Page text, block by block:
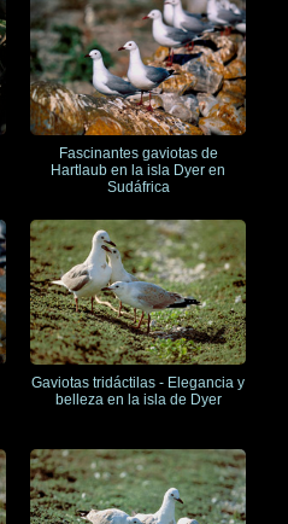
Fascinantes gaviotas de
Hartlaub en la isla Dyer en
Sudáfrica
Gaviotas tridáctilas - Elegancia y
belleza en la isla de Dyer